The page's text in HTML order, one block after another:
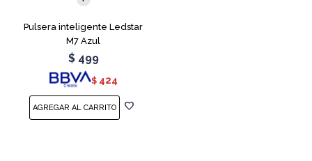
Pulsera inteligente Ledstar
M7 Azul
$ 499
$ 424